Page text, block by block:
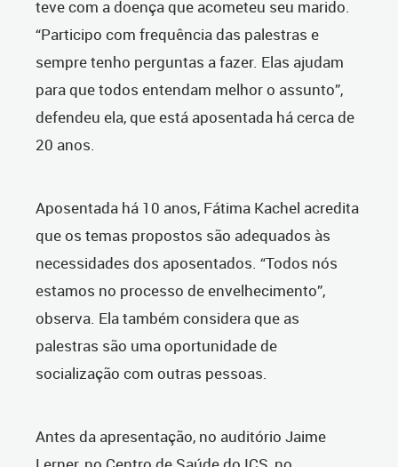
teve com a doença que acometeu seu marido.
“Participo com frequência das palestras e
sempre tenho perguntas a fazer. Elas ajudam
para que todos entendam melhor o assunto”,
defendeu ela, que está aposentada há cerca de
20 anos.
Aposentada há 10 anos, Fátima Kachel acredita
que os temas propostos são adequados às
necessidades dos aposentados. “Todos nós
estamos no processo de envelhecimento”,
observa. Ela também considera que as
palestras são uma oportunidade de
socialização com outras pessoas.
Antes da apresentação, no auditório Jaime